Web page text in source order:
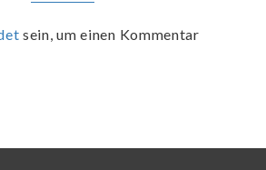
sein, um einen Kommentar